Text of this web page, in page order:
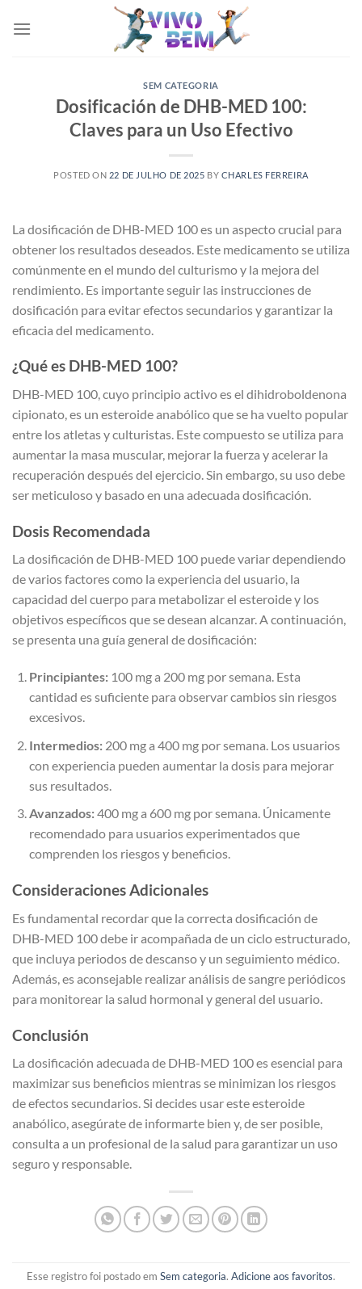
SEM CATEGORIA
Dosificación de DHB-MED 100:
Claves para un Uso Efectivo
POSTED ON 22 DE JULHO DE 2025 BY CHARLES FERREIRA
La dosificación de DHB-MED 100 es un aspecto crucial para
obtener los resultados deseados. Este medicamento se utiliza
comúnmente en el mundo del culturismo y la mejora del
rendimiento. Es importante seguir las instrucciones de
dosificación para evitar efectos secundarios y garantizar la
eficacia del medicamento.
¿Qué es DHB-MED 100?
DHB-MED 100, cuyo principio activo es el dihidroboldenona
cipionato, es un esteroide anabólico que se ha vuelto popular
entre los atletas y culturistas. Este compuesto se utiliza para
aumentar la masa muscular, mejorar la fuerza y acelerar la
recuperación después del ejercicio. Sin embargo, su uso debe
ser meticuloso y basado en una adecuada dosificación.
Dosis Recomendada
La dosificación de DHB-MED 100 puede variar dependiendo
de varios factores como la experiencia del usuario, la
capacidad del cuerpo para metabolizar el esteroide y los
objetivos específicos que se desean alcanzar. A continuación,
se presenta una guía general de dosificación:
Principiantes:100 mg a 200 mg por semana. Esta
cantidad es suficiente para observar cambios sin riesgos
excesivos.
Intermedios:200 mg a 400 mg por semana. Los usuarios
con experiencia pueden aumentar la dosis para mejorar
sus resultados.
Avanzados:400 mg a 600 mg por semana. Únicamente
recomendado para usuarios experimentados que
comprenden los riesgos y beneficios.
Consideraciones Adicionales
Es fundamental recordar que la correcta dosificación de
DHB-MED 100 debe ir acompañada de un ciclo estructurado,
que incluya periodos de descanso y un seguimiento médico.
Además, es aconsejable realizar análisis de sangre periódicos
para monitorear la salud hormonal y general del usuario.
Conclusión
La dosificación adecuada de DHB-MED 100 es esencial para
maximizar sus beneficios mientras se minimizan los riesgos
de efectos secundarios. Si decides usar este esteroide
anabólico, asegúrate de informarte bien y, de ser posible,
consulta a un profesional de la salud para garantizar un uso
seguro y responsable.
Esse registro foi postado em Sem categoria. Adicione aos favoritos.